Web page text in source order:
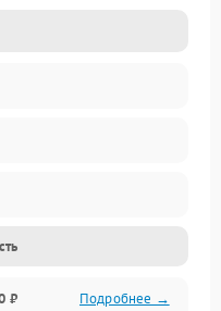
₽ Подробнее →